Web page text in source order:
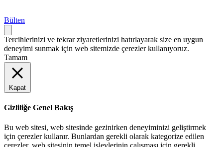
Bülten
Tercihlerinizi ve tekrar ziyaretlerinizi hatırlayarak size en uygun
deneyimi sunmak için web sitemizde çerezler kullanıyoruz.
Tamam
Kapat
Gizliliğe Genel Bakış
Bu web sitesi, web sitesinde gezinirken deneyiminizi geliştirmek
için çerezler kullanır. Bunlardan gerekli olarak kategorize edilen
çerezler, web sitesinin temel işlevlerinin çalışması için gerekli